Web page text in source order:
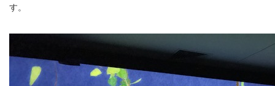
す。